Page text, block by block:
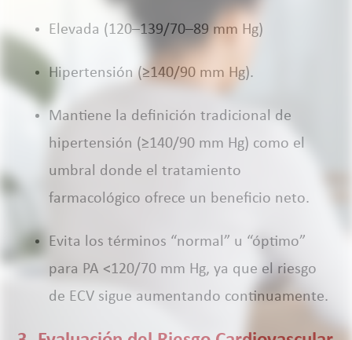
Elevada (120–139/70–89 mm Hg)
Hipertensión (≥140/90 mm Hg).
Mantiene la definición tradicional de
hipertensión (≥140/90 mm Hg) como el
umbral donde el tratamiento
farmacológico ofrece un beneficio neto.
Evita los términos “normal” u “óptimo”
para PA <120/70 mm Hg, ya que el riesgo
de ECV sigue aumentando continuamente.